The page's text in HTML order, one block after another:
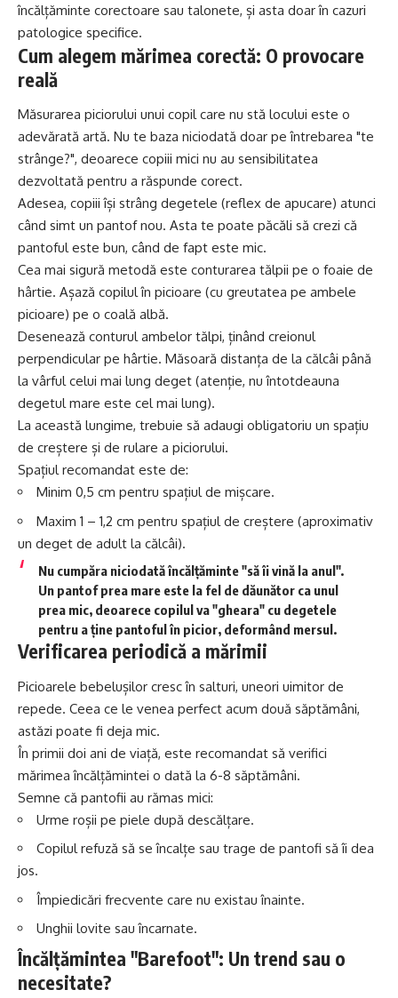
încălțăminte corectoare sau talonete, și asta doar în cazuri
patologice specifice.
Cum alegem mărimea corectă: O provocare
reală
Măsurarea piciorului unui copil care nu stă locului este o
adevărată artă. Nu te baza niciodată doar pe întrebarea "te
strânge?", deoarece copiii mici nu au sensibilitatea
dezvoltată pentru a răspunde corect.
Adesea, copiii își strâng degetele (reflex de apucare) atunci
când simt un pantof nou. Asta te poate păcăli să crezi că
pantoful este bun, când de fapt este mic.
Cea mai sigură metodă este conturarea tălpii pe o foaie de
hârtie. Așază copilul în picioare (cu greutatea pe ambele
picioare) pe o coală albă.
Desenează conturul ambelor tălpi, ținând creionul
perpendicular pe hârtie. Măsoară distanța de la călcâi până
la vârful celui mai lung deget (atenție, nu întotdeauna
degetul mare este cel mai lung).
La această lungime, trebuie să adaugi obligatoriu un spațiu
de creștere și de rulare a piciorului.
Spațiul recomandat este de:
Minim 0,5 cm pentru spațiul de mișcare.
Maxim 1 – 1,2 cm pentru spațiul de creștere (aproximativ
un deget de adult la călcâi).
Nu cumpăra niciodată încălțăminte "să îi vină la anul".
Un pantof prea mare este la fel de dăunător ca unul
prea mic, deoarece copilul va "gheara" cu degetele
pentru a ține pantoful în picior, deformând mersul.
Verificarea periodică a mărimii
Picioarele bebelușilor cresc în salturi, uneori uimitor de
repede. Ceea ce le venea perfect acum două săptămâni,
astăzi poate fi deja mic.
În primii doi ani de viață, este recomandat să verifici
mărimea încălțămintei o dată la 6-8 săptămâni.
Semne că pantofii au rămas mici:
Urme roșii pe piele după descălțare.
Copilul refuză să se încalțe sau trage de pantofi să îi dea
jos.
Împiedicări frecvente care nu existau înainte.
Unghii lovite sau încarnate.
Încălțămintea "Barefoot": Un trend sau o
necesitate?